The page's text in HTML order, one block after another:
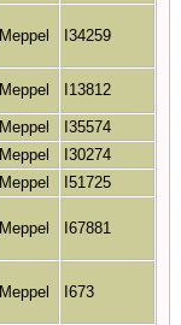
Meppel I34259
Meppel I13812
Meppel
I35574
Meppel
I30274
Meppel I51725
Meppel I67881
Meppel I673